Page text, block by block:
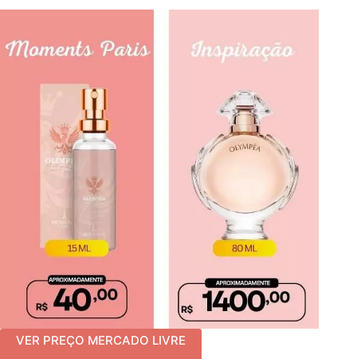
VER PREÇO MERCADO LIVRE